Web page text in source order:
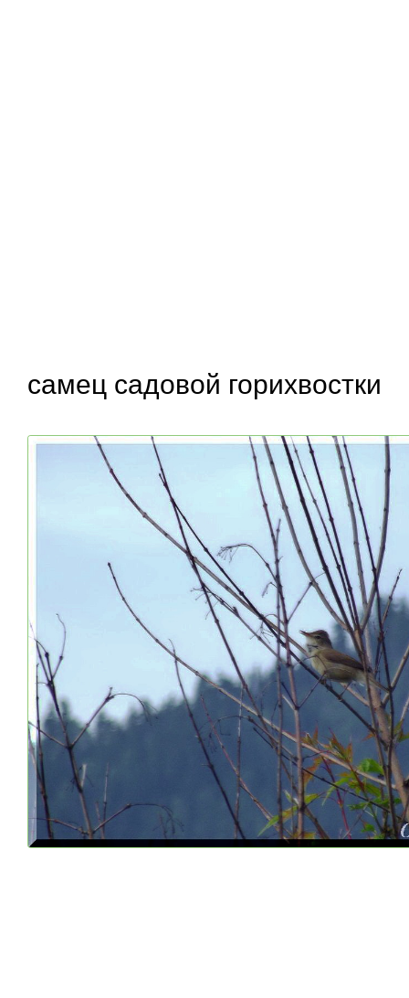
самец садовой горихвостки